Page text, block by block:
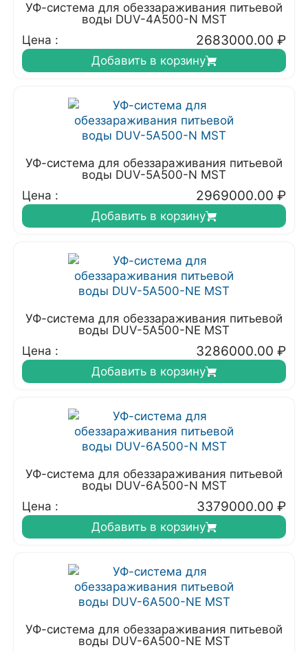
УФ-система для обеззараживания питьевой
воды DUV-4A500-N MST
Цена :
2683000.00 ₽
Добавить в корзину
УФ-система для обеззараживания питьевой
воды DUV-5A500-N MST
Цена :
2969000.00 ₽
Добавить в корзину
УФ-система для обеззараживания питьевой
воды DUV-5A500-NE MST
Цена :
3286000.00 ₽
Добавить в корзину
УФ-система для обеззараживания питьевой
воды DUV-6A500-N MST
Цена :
3379000.00 ₽
Добавить в корзину
УФ-система для обеззараживания питьевой
воды DUV-6A500-NE MST